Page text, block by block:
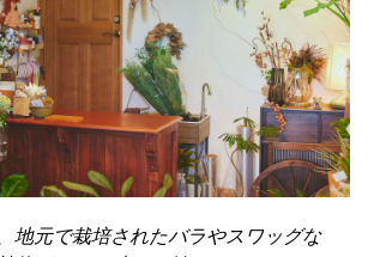
地元で栽培されたバラやスワッグな